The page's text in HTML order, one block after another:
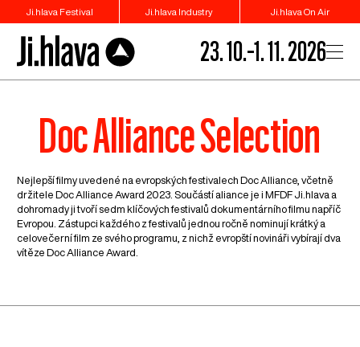
Ji.hlava Festival Ji.hlava Industry Ji.hlava On Air
23. 10.–1. 11. 2026
Doc Alliance Selection
Nejlepší filmy uvedené na evropských festivalech Doc Alliance, včetně
držitele Doc Alliance Award 2023. Součástí aliance je i MFDF Ji.hlava a
dohromady ji tvoří sedm klíčových festivalů dokumentárního filmu napříč
Evropou. Zástupci každého z festivalů jednou ročně nominují krátký a
celovečerní film ze svého programu, z nichž evropští novináři vybírají dva
vítěze Doc Alliance Award.